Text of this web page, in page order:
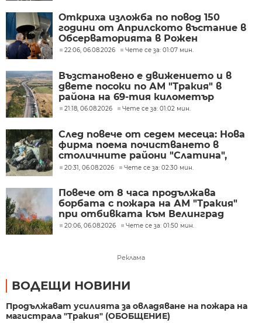
Откриха изложба по повод 150
години от Априлското въстание в
Обсерваторията в Рожен
22:06, 06.08.2026 Чете се за: 01:07 мин.
Възстановено е движението и в
двете посоки по АМ "Тракия" в
района на 69-тия километър
21:18, 06.08.2026 Чете се за: 01:02 мин.
След повече от седем месеца: Нова
фирма поема почистването в
столичните райони "Слатина",
"Подуяне" и "Изгрев"
20:31, 06.08.2026 Чете се за: 02:30 мин.
Повече от 8 часа продължава
борбата с пожара на АМ "Тракия"
при отбивката към Велинград
20:06, 06.08.2026 Чете се за: 01:50 мин.
Реклама
ВОДЕЩИ НОВИНИ
Продължават усилията за овладяване на пожара на
магистрала "Тракия" (ОБОБЩЕНИЕ)